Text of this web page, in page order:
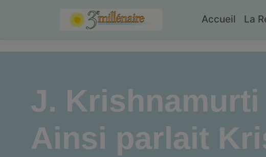
Accueil La
J. Krishnamurti
Ainsi parlait